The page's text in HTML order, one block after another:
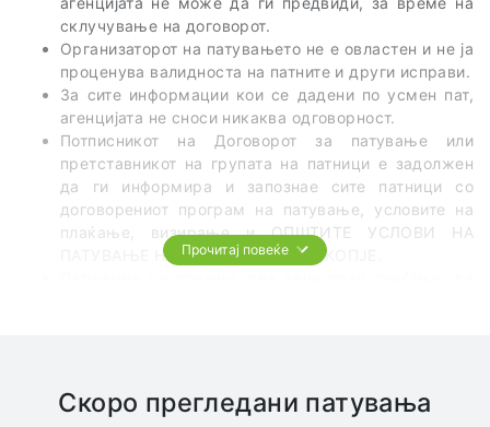
склучување на договорот.
Организаторот на патувањето не е овластен и не ја
проценува валидноста на патните и други исправи.
За сите информации кои се дадени по усмен пат,
агенцијата не сноси никаква одговорност.
Потписникот на Договорот за патување или
претставникот на групата на патници е задолжен
да ги информира и запознае сите патници со
договорениот програм на патување, условите на
плаќање, визирање и ОПШТИТЕ УСЛОВИ НА
ПАТУВАЊЕ НА ТА ЦЕЛ СВЕТ од СКОПЈЕ.
патување и да ги почитува важечките законски
царински прописи.
Прочитај повеќе
Скоро прегледани патувања